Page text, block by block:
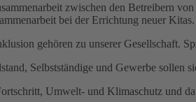
zwischen den Betreibern
bei der Errichtung neuer Kitas.
gehören zu unserer Gesellschaft.
Selbstständige und Gewerbe sollen
Umwelt- und Klimaschutz und